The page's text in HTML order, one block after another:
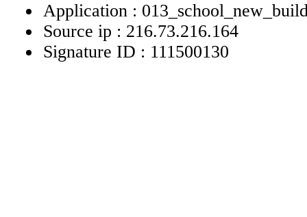
Application :
Source ip : 216.73.216.164
Signature ID : 111500130